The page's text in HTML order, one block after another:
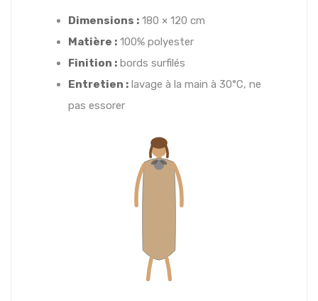
Dimensions : 180 × 120 cm
Matière : 100% polyester
Finition : bords surfilés
Entretien : lavage à la main à 30°C, ne
pas essorer